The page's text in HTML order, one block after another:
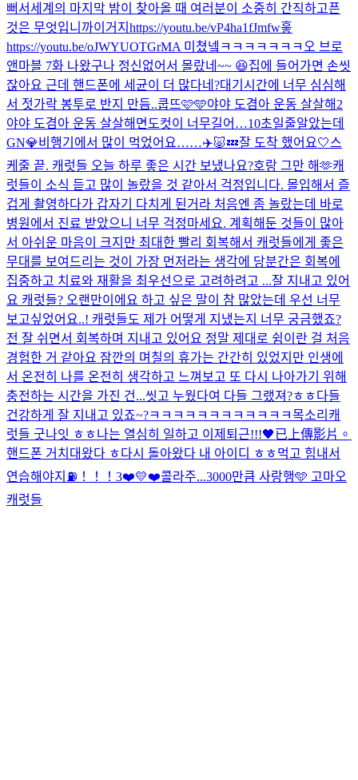
뻐서세계의 마지막 밤이 찾아올 때 여러분이 소중히 간직하고픈
것은 무엇입니까이거지 https://youtu.be/vP4ha1fJmfw흫
https://youtu.be/oJWYUOTGrMA 미쳤넼ㅋㅋㅋㅋㅋㅋㅋ 오 브로
앤마블 7화 나왔구나 정신없어서 몰랐네~~ 😆집에 들어가면 손씻
잖아요 근데 핸드폰에 세균이 더 많다네?대기시간에 너무 심심해
서 젓가락 봉투로 반지 만듬..쿱뜨🩷🩵야야 도겸아 운동 살살해2
야야 도겸아 운동 살살해 면도컷이 너무길어…10초일줄알았는데
GN💎비행기에서 많이 먹었어요……✈️🐷💤잘 도착 했어요🤍스
케줄 끝. 캐럿들 오늘 하루 좋은 시간 보냈나요?호랑 그만 해🫶캐
럿들이 소식 듣고 많이 놀랐을 것 같아서 걱정입니다. 몰입해서 즐
겁게 촬영하다가 갑자기 다치게 된거라 처음엔 좀 놀랐는데 바로
병원에서 진료 받았으니 너무 걱정마세요. 계획해둔 것들이 많아
서 아쉬운 마음이 크지만 최대한 빨리 회복해서 캐럿들에게 좋은
무대를 보여드리는 것이 가장 먼저라는 생각에 당분간은 회복에
집중하고 치료와 재활을 최우선으로 고려하려고 ...잘 지내고 있어
요 캐럿들? 오랜만이에요 하고 싶은 말이 참 많았는데 우선 너무
보고싶었어요..! 캐럿들도 제가 어떻게 지냈는지 너무 궁금했죠?
전 잘 쉬면서 회복하며 지내고 있어요 정말 제대로 쉼이란 걸 처음
경험한 거 같아요 잠깐의 며칠의 휴가는 간간히 있었지만 인생에
서 온전히 나를 온전히 생각하고 느껴보고 또 다시 나아가기 위해
충전하는 시간을 가진 건...씻고 누웠다여 다들 그랬져?ㅎㅎ다들
건강하게 잘 지내고 있죠~?ㅋㅋㅋㅋㅋㅋㅋㅋㅋㅋㅋㅋ목소리 캐
럿들 굿나잇 ㅎㅎ나는 열심히 일하고 이제퇴근!!!🖤已上傳影片。
핸드폰 거치대왔다 ㅎ다시 돌아왔다 내 아이디 ㅎㅎ먹고 힘내서
연습해야지⛽️！！！ 3❤️💛❤️콜라주...3000만큼 사랑행🩵 고마오
캐럿들